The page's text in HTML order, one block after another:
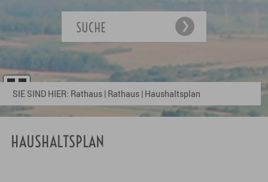
SUCHE
SIE SIND HIER: Rathaus | Rathaus | Haushaltsplan
HAUSHALTSPLAN